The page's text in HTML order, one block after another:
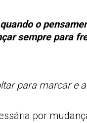
quando o
sempre para
para marcar e
por